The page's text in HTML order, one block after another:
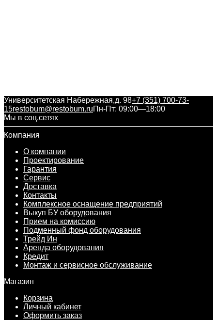
Университетская Набережная,д. 98+7 (351) 700-73-
15restobum@restobum.ruПн-Пт: 09:00—18:00
Мы в соц.сетях
Компания
О компании
Проектирование
Гарантия
Сервис
Доставка
Контакты
Комплексное оснащение предприятий
Выкуп БУ оборудования
Прием на комиссию
Подменный фонд оборудования
Трейд Ин
Аренда оборудования
Кредит
Монтаж и сервисное обслуживание
Магазин
Корзина
Личный кабинет
Оформить заказ